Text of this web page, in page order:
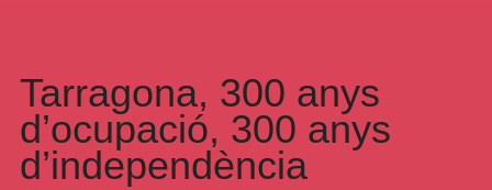
Tarragona, 300 anys
d’ocupació, 300 anys
d’independència